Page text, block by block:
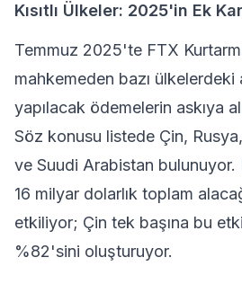
Kısıtlı Ülkeler: 2025'in Ek
Temmuz 2025'te FTX
mahkemeden bazı ülkelerdeki
yapılacak ödemelerin askıya
Söz konusu listede Çin,
ve Suudi Arabistan bulunuyor.
16 milyar dolarlık toplam
etkiliyor; Çin tek başına bu
%82'sini oluşturuyor.